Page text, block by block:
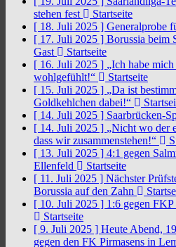
stehen fest
Startseite
[ 18. Juli 2025 ] Generalprobe
[ 17. Juli 2025 ] Borussia beim
Gast
Startseite
[ 16. Juli 2025 ] „Ich habe
wohlgefühlt!“
Startseite
[ 15. Juli 2025 ] „Da ist
Goldkehlchen dabei!“
[ 14. Juli 2025 ] Saarbrücken-
[ 14. Juli 2025 ] „Nicht wo der
dass wir zusammenstehen!“
[ 13. Juli 2025 ] 4:1 gegen
Ellenfeld
Startseite
[ 11. Juli 2025 ] Nächster
Borussia auf den Zahn
[ 10. Juli 2025 ] 1:6 gegen
Startseite
[ 9. Juli 2025 ] Heute Abend,
gegen den FK Pirmasens in